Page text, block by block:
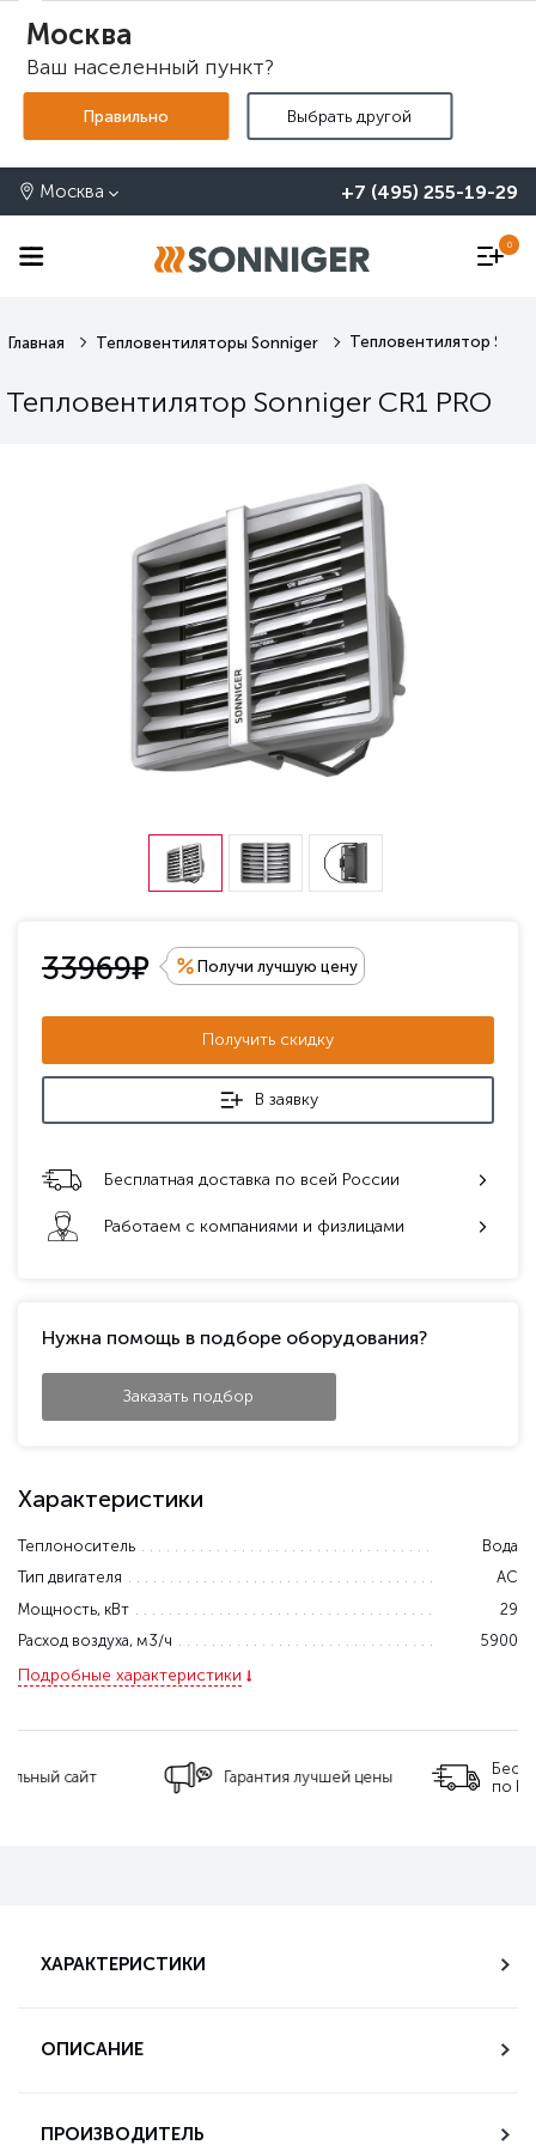
Москва
Москва
Ваш населенный пункт?
+7 (495) 255-19-29
0
Главная Тепловентиляторы Sonniger Тепловентилятор
Тепловентилятор Sonniger CR1 PRO
Характеристики
Теплоноситель
Вода
Тип двигателя
AC
Мощность, кВт
29
Расход воздуха, м3/ч
5900
Подробные характеристики
33969е Получи лучшую цену
Получить скидку
В заявку
Бесплатная доставка по всей России
Работаем с компаниями и физлицами
Нужна помощь в подборе оборудования?
Заказать подбор
Гарантия лучшей цены
Бесплатная доставка
по РФ
ХАРАКТЕРИСТИКИ
ОПИСАНИЕ
ПРОИЗВОДИТЕЛЬ